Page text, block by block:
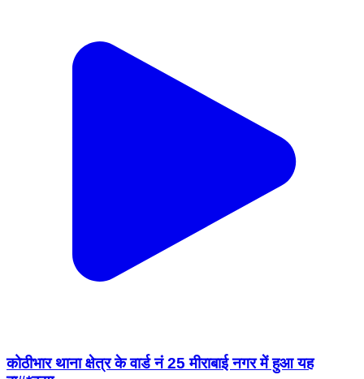
कोठीभार थाना क्षेत्र के वार्ड नं 25 मीराबाई नगर में हुआ यह